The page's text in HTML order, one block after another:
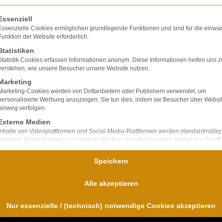
ausschließlich
verfügen über
Unfallfolgen und
uns im
eine Liste der Service-Gruppen, für die eine
Cookies ermöglichen grundlegende Funktionen und sind für die
der Website erforderlich.
Cookies erfassen Informationen anonym. Diese Informationen helfen uns
wie unsere Besucher unsere Website nutzen.
Cookies werden von Drittanbietern oder Publishern verwendet, um
Werbung anzuzeigen. Sie tun dies, indem sie Besucher über
verfolgen.
Medien
von Videoplattformen und Social-Media-Plattformen werden standardmäßig
Wenn Cookies von externen Medien akzeptiert werden, bedarf der Zugriff
Speichern
Alle akzeptieren
Nur essenzielle / (technisch) notwendige Cookies akzeptieren